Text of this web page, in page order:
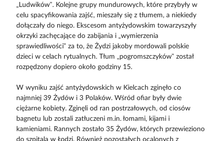
„Ludwików”. Kolejne grupy mundurowych, które przybyły w
celu spacyfikowania zajść, mieszały się z tłumem, a niekiedy
dołączały do niego. Ekscesom antyżydowskim towarzyszyły
okrzyki zachęcające do zabijania i „wymierzenia
sprawiedliwości” za to, że Żydzi jakoby mordowali polskie
dzieci w celach rytualnych. Tłum „pogromszczyków” został
rozpędzony dopiero około godziny 15.
W wyniku zajść antyżydowskich w Kielcach zginęło co
najmniej 39 Żydów i 3 Polaków. Wśród ofiar były dwie
ciężarne kobiety. Zginęli od ran postrzałowych, od ciosów
bagnetu lub zostali zatłuczeni m.in. łomami, kijami i
kamieniami. Rannych zostało 35 Żydów, których przewieziono
do szpitala w Łodzi. Również pozostałych ocalonych z